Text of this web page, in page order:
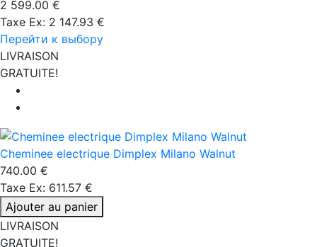
2 599.00 €
Taxe Ex: 2 147.93 €
Перейти к выбору
LIVRAISON
GRATUITE!
Cheminee electrique Dimplex Milano Walnut
740.00 €
Taxe Ex: 611.57 €
Ajouter au panier
LIVRAISON
GRATUITE!